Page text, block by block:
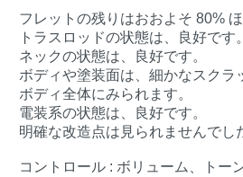
フレットの残りはおおよそ 80% ほ
トラスロッドの状態は、良好です。
ネックの状態は、良好です。
ボディや塗装面は、細かなスクラ
ボディ全体にみられます。
電装系の状態は、良好です。
明確な改造点は見られませんでし
コントロール : ボリューム、トー